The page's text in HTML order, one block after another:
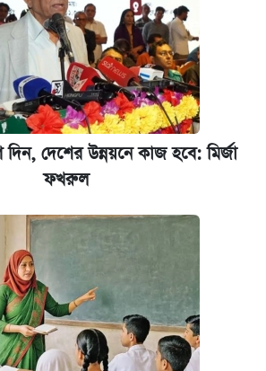
দেশের উন্নয়নে কাজ হবে: মির্জা
ফখরুল